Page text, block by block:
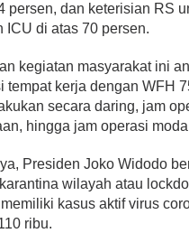
persen, dan keterisian RS
ICU di atas 70 persen.
kegiatan masyarakat ini
tempat kerja dengan WFH
secara daring, jam
hingga jam operasi
Presiden Joko Widodo
wilayah atau
memiliki kasus aktif virus
ribu.